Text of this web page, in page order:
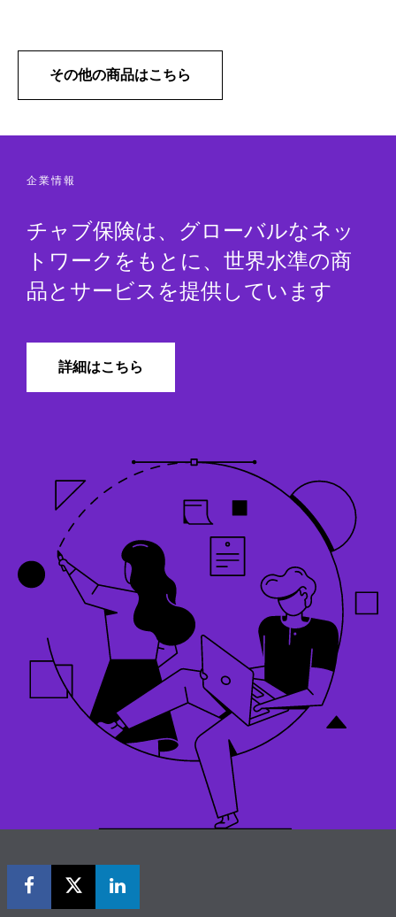
その他の商品はこちら
企業情報
チャブ保険は、グローバルなネッ
トワークをもとに、世界水準の商
品とサービスを提供しています
詳細はこちら